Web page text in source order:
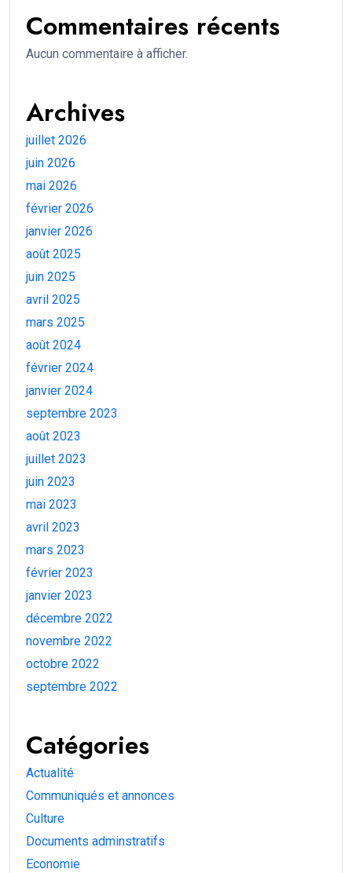
Commentaires récents
Aucun commentaire à afficher.
Archives
juillet 2026
juin 2026
mai 2026
février 2026
janvier 2026
août 2025
juin 2025
avril 2025
mars 2025
août 2024
février 2024
janvier 2024
septembre 2023
août 2023
juillet 2023
juin 2023
mai 2023
avril 2023
mars 2023
février 2023
janvier 2023
décembre 2022
novembre 2022
octobre 2022
septembre 2022
Catégories
Actualité
Communiqués et annonces
Culture
Documents adminstratifs
Economie